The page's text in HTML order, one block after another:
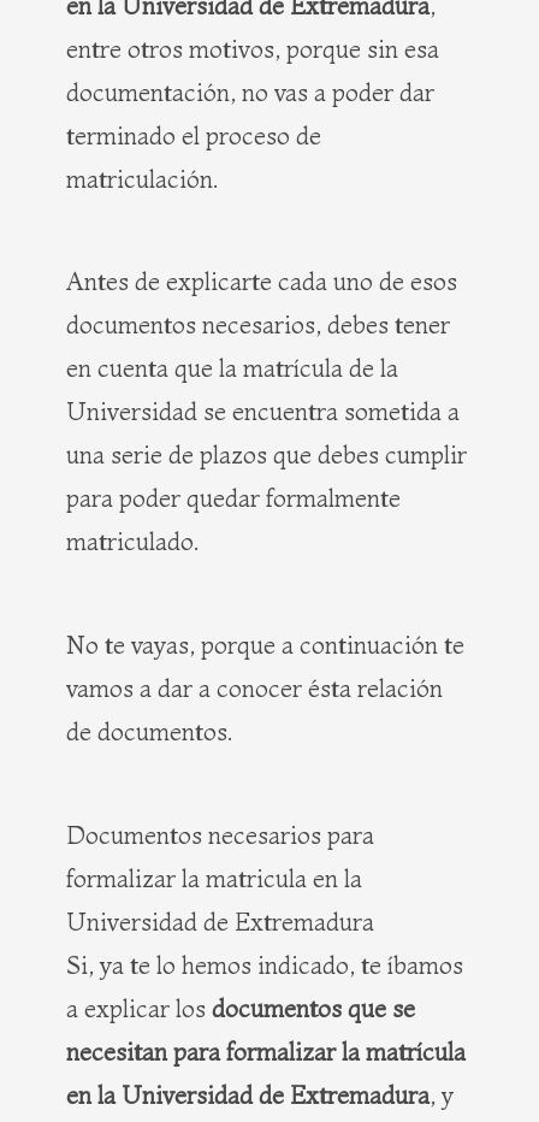
entre otros motivos, porque sin esa
documentación, no vas a poder dar
terminado el proceso de
matriculación.
Antes de explicarte cada uno de esos
documentos necesarios, debes tener
en cuenta que la matrícula de la
Universidad se encuentra sometida a
una serie de plazos que debes cumplir
para poder quedar formalmente
matriculado.
No te vayas, porque a continuación te
vamos a dar a conocer ésta relación
de documentos.
Documentos necesarios para
formalizar la matricula en la
Universidad de Extremadura
Si, ya te lo hemos indicado, te íbamos
a explicar los documentos que se
necesitan para formalizar la matrícula
en la Universidad de Extremadura, y